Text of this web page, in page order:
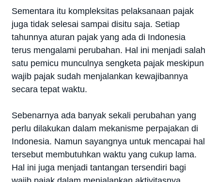
Sementara itu kompleksitas pelaksanaan pajak
juga tidak selesai sampai disitu saja. Setiap
tahunnya aturan pajak yang ada di Indonesia
terus mengalami perubahan. Hal ini menjadi salah
satu pemicu munculnya sengketa pajak meskipun
wajib pajak sudah menjalankan kewajibannya
secara tepat waktu.
Sebenarnya ada banyak sekali perubahan yang
perlu dilakukan dalam mekanisme perpajakan di
Indonesia. Namun sayangnya untuk mencapai hal
tersebut membutuhkan waktu yang cukup lama.
Hal ini juga menjadi tantangan tersendiri bagi